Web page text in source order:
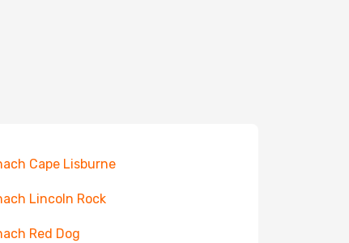
Cape Lisburne
Lincoln Rock
Red Dog